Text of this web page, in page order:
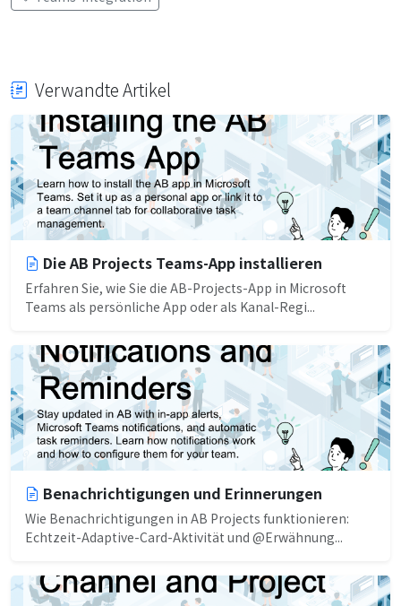
Verwandte Artikel
Die AB Projects Teams-App installieren
Erfahren Sie, wie Sie die AB-Projects-App in Microsoft
Teams als persönliche App oder als Kanal-Regi...
Benachrichtigungen und Erinnerungen
Wie Benachrichtigungen in AB Projects funktionieren:
Echtzeit-Adaptive-Card-Aktivität und @Erwähnung...